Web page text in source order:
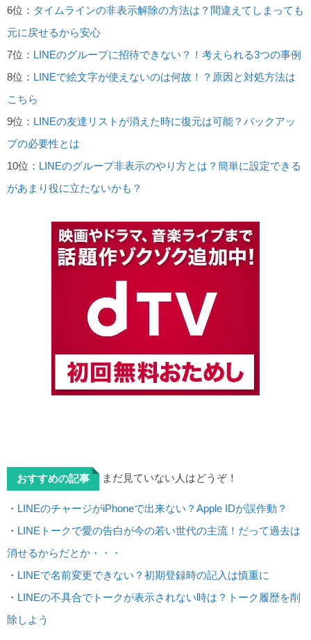
6位： タイムラインの非表示解除の方法は？間違えてしまっても
元に戻せるから安心
7位： LINEのグループに招待できない？！考えられる3つの事例
8位： LINEで絵文字が使えないのは何故！？原因と対処方法は
こちら
9位： LINEの友達リストが消えた時に復元は可能？バックアッ
プの必要性とは
10位： LINEのグループ非表示のやり方とは？簡単に設定できる
があまり役に立たないかも？
おすすめの記事 まだ見ていない人はどうぞ！
・ LINEのチャージがiPhoneで出来ない？Apple IDが誤作動？
・ LINEトークで愛の告白が今の若い世代の主流！だって過去は
消せるからだとか・・・
・ LINEで名前変更できない？初期登録時の記入は慎重に
・ LINEの不具合でトークが表示されない時は？トーク履歴を削
除しよう